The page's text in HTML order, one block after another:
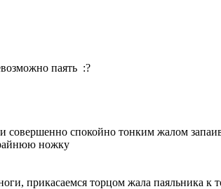
паять :?
спокойно тонким жалом
ножку
прикасаемся торцом жала паяльника